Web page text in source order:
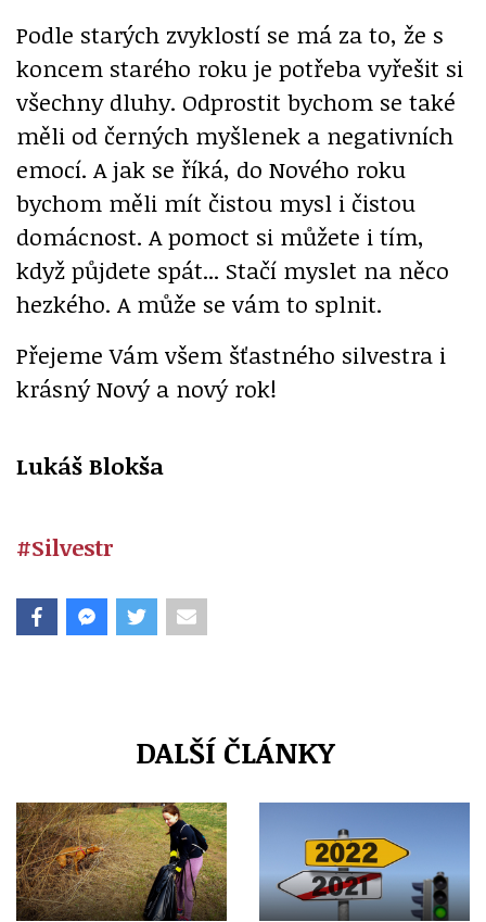
Podle starých zvyklostí se má za to, že s
koncem starého roku je potřeba vyřešit si
všechny dluhy. Odprostit bychom se také
měli od černých myšlenek a negativních
emocí. A jak se říká, do Nového roku
bychom měli mít čistou mysl i čistou
domácnost. A pomoct si můžete i tím,
když půjdete spát... Stačí myslet na něco
hezkého. A může se vám to splnit.
Přejeme Vám všem šťastného silvestra i
krásný Nový a nový rok!
Lukáš Blokša
#Silvestr
DALŠÍ ČLÁNKY